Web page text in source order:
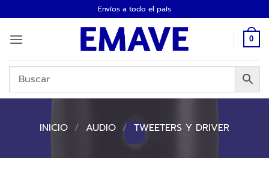
al
contenido
Envíos a todo el país
0
INICIO / AUDIO / TWEETERS Y DRIVER